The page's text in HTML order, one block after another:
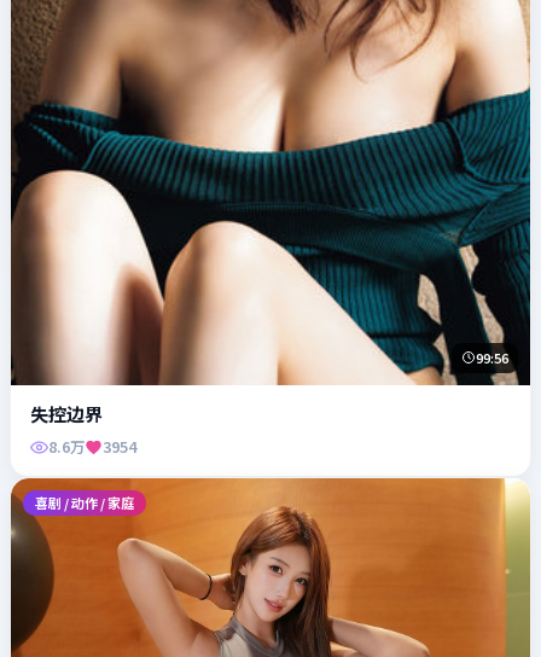
99:56
失控边界
8.6万 3954
喜剧 / 动作 / 家庭